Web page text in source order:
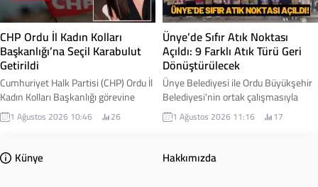
duyurdu. Karayiğit, Çaybaşı-İlküvez
hattında başlayan çalışmaların
sadece bir yol projesi...
CHP Ordu İl Kadın Kolları
Başkanlığı’na Seçil Karabulut
Getirildi
Cumhuriyet Halk Partisi (CHP) Ordu İl
Kadın Kolları Başkanlığı görevine
Seçil Karabulut atandı. Yeni görevine
başlamasının ardından açıklamalarda
toplumsal yaşamın her alanında
daha güçlü temsil edilmesi için
1 Ağustos 2026 10:46 26
Ünye’de Sıfır Atık Noktası
Açıldı: 9 Farklı Atık Türü Geri
Dönüştürülecek
Ünye Belediyesi ile Ordu Büyükşehir
Belediyesi'nin ortak çalışmasıyla
hayata geçirilen Sıfır Atık Noktası
hizmete açıldı. Yeni merkez
dönüştürülebilir atıklarını kaynağında
ayrıştırarak hem çevrenin
1 Ağustos 2026 11:16 17
Künye
Hakkımızda